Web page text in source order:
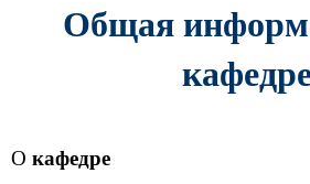
Общая
О кафедре